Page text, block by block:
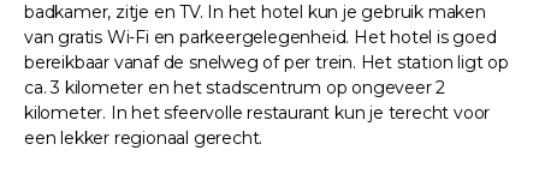
badkamer, zitje en TV. In het hotel kun je gebruik maken
van gratis Wi-Fi en parkeergelegenheid. Het hotel is goed
bereikbaar vanaf de snelweg of per trein. Het station ligt op
ca. 3 kilometer en het stadscentrum op ongeveer 2
kilometer. In het sfeervolle restaurant kun je terecht voor
een lekker regionaal gerecht.